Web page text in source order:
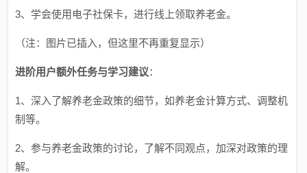
3、学会使用电子社保卡，进行线上领取养老金。
（注：图片已插入，但这里不再重复显示）
进阶用户额外任务与学习建议：
1、深入了解养老金政策的细节，如养老金计算方式、调整机
制等。
2、参与养老金政策的讨论，了解不同观点，加深对政策的理
解。